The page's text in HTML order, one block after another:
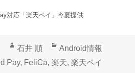
対応「楽天ペイ」今夏提供
作
成
石井 順
カ
テ
Android情報
Pay, FeliCa, 楽天, 楽天ペイ